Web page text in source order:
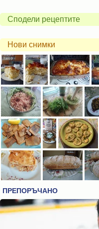
Сподели рецептите
Нови снимки